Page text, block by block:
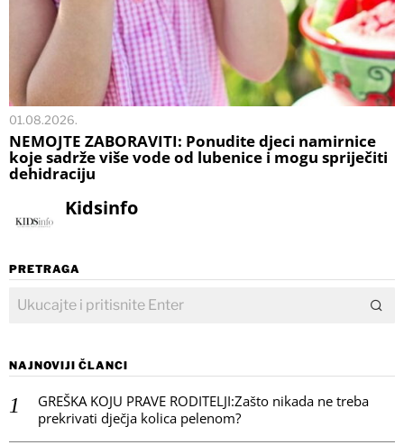
01.08.2026.
NEMOJTE ZABORAVITI: Ponudite djeci namirnice
koje sadrže više vode od lubenice i mogu spriječiti
dehidraciju
Kidsinfo
PRETRAGA
NAJNOVIJI ČLANCI
GREŠKA KOJU PRAVE RODITELJI:Zašto nikada ne treba
prekrivati dječja kolica pelenom?